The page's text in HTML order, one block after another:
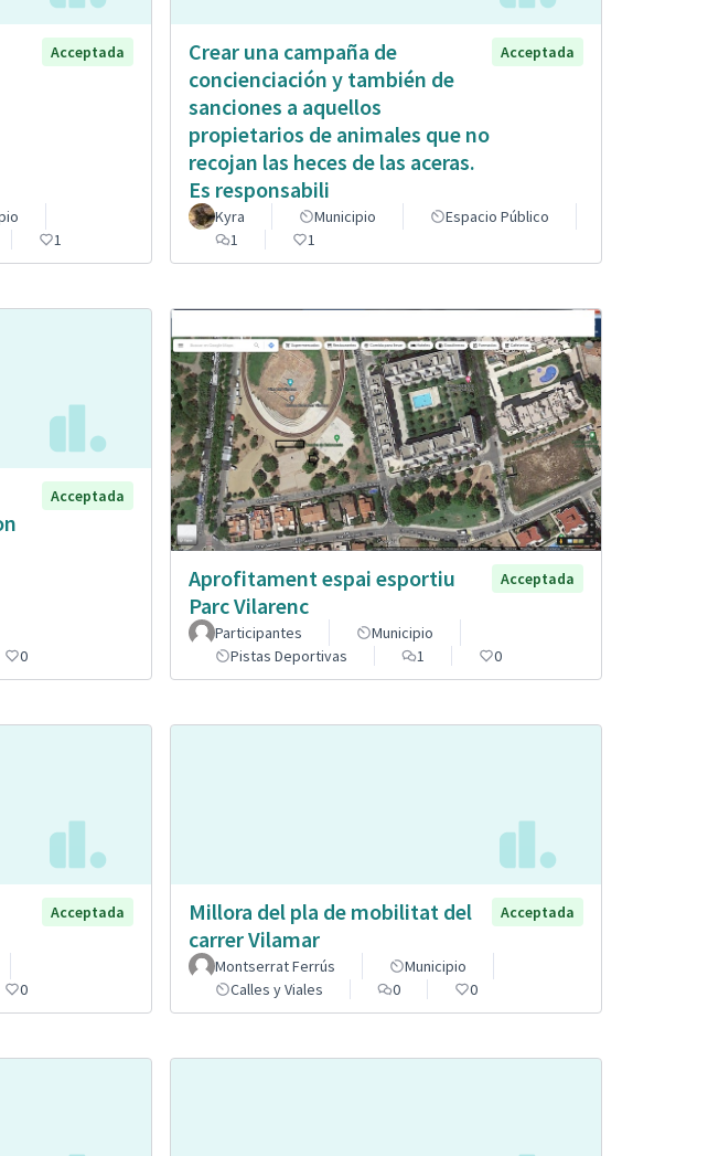
Acceptada
1
Crear una campaña de
concienciación y también de
sanciones a aquellos
propietarios de animales que no
recojan las heces de las aceras.
Es responsabili
Acceptada
Kyra Municipio
Espacio Público
1
1
Acceptada
0
Aprofitament espai esportiu
Parc Vilarenc
Acceptada
Participantes
Municipio
Pistas Deportivas
1 0
Acceptada
0
Millora del pla de mobilitat del
carrer Vilamar
Acceptada
Montserrat Ferrús
Municipio
Calles y Viales
0 0